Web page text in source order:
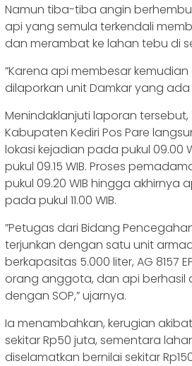
‎Namun tiba-tiba angin
api yang semula terkendali
dan merambat ke lahan tebu di
‎”Karena api membesar
dilaporkan unit Damkar yang ada
‎Menindaklanjuti laporan tersebut,
Kabupaten Kediri Pos Pare
lokasi kejadian pada pukul 09.00
pukul 09.15 WIB. Proses
pukul 09.20 WIB hingga akhirnya
pada pukul 11.00 WIB.
‎”Petugas dari Bidang
terjunkan dengan satu unit
berkapasitas 5.000 liter, AG 8157
orang anggota, dan api berhasil
dengan SOP,” ujarnya.
‎Ia menambahkan, kerugian
sekitar Rp50 juta, sementara
diselamatkan bernilai sekitar